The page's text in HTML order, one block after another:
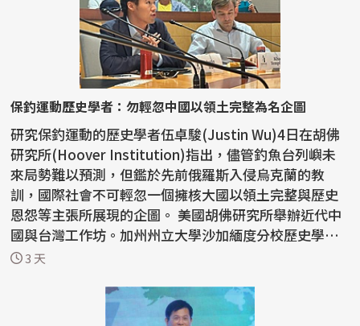
保釣運動歷史學者：勿輕忽中國以領土完整為名企圖
研究保釣運動的歷史學者伍卓駿(Justin Wu)4日在胡佛
研究所(Hoover Institution)指出，儘管釣魚台列嶼未
來局勢難以預測，但鑑於先前俄羅斯入侵烏克蘭的教
訓，國際社會不可輕忽一個擁核大國以領土完整與歷史
恩怨等主張所展現的企圖。 美國胡佛研究所舉辦近代中
國與台灣工作坊。加州州立大學沙加緬度分校歷史學者
伍卓駿講...
3 天